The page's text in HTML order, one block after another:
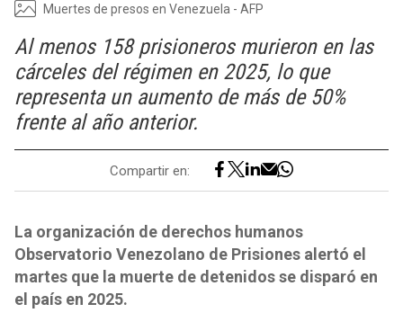
Muertes de presos en Venezuela - AFP
Al menos 158 prisioneros murieron en las
cárceles del régimen en 2025, lo que
representa un aumento de más de 50%
frente al año anterior.
Compartir en:
La organización de derechos humanos
Observatorio Venezolano de Prisiones alertó el
martes que la muerte de detenidos se disparó en
el país en 2025.